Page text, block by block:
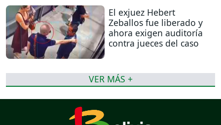
El exjuez Hebert
Zeballos fue liberado y
ahora exigen auditoría
contra jueces del caso
VER MÁS +